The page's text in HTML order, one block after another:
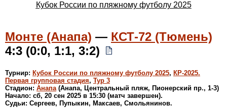
Кубок России по пляжному футболу 2025
Монте (Анапа) — КСТ-72 (Тюмень)
4:3 (0:0, 1:1, 3:2)
Турнир: Кубок России по пляжному футболу 2025, КР-2025.
Первая групповая стадия, Тур 3
Стадион: Анапа(Анапа, Центральный пляж, Пионерский пр., 1-3)
Начало: сб, 20 сен 2025 в 15:30 (матч завершен).
Судьи: Сергеев, Пупыкин, Максаев, Смольянинов.